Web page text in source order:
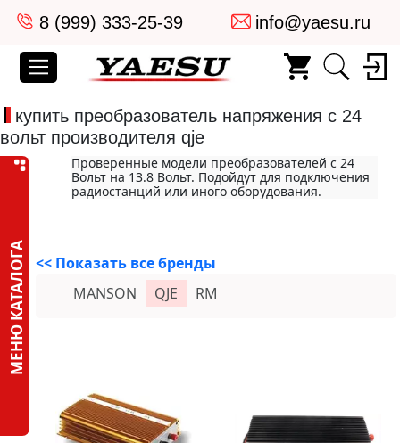
8 (999) 333-25-39 info@yaesu.ru
купить преобразователь напряжения с 24
вольт производителя qje
МЕНЮ КАТАЛОГА
Проверенные модели преобразователей с 24
Вольт на 13.8 Вольт. Подойдут для подключения
радиостанций или иного оборудования.
<< Показать все бренды
MANSON
QJE RM